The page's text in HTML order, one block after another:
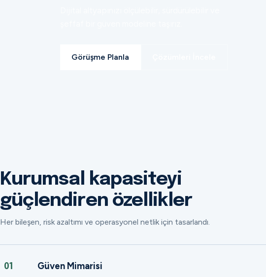
Görüşme Planla
Kurumsal kapasiteyi
güçlendiren özellikler
Her bileşen, risk azaltımı ve operasyonel netlik için tasarlandı.
01 Güven Mimarisi